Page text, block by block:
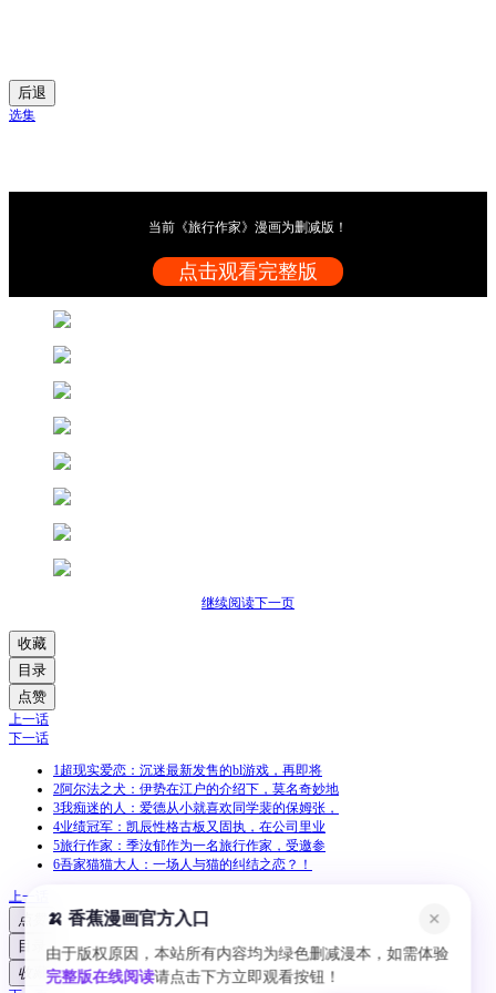
后退
选集
当前《旅行作家》漫画为删减版！
点击观看完整版
继续阅读下一页
收藏
目录
点赞
上一话
下一话
1超现实爱恋：沉迷最新发售的bl游戏，再即将
2阿尔法之犬：伊势在江户的介绍下，莫名奇妙地
3我痴迷的人：爱德从小就喜欢同学裴的保姆张，
4业绩冠军：凯辰性格古板又固执，在公司里业
5旅行作家：季汝郁作为一名旅行作家，受邀参
6吾家猫猫大人：一场人与猫的纠结之恋？！
上一话
点赞
目录
收藏
🍌 香蕉漫画官方入口 ✕
由于版权原因，本站所有内容均为绿色删减漫本，如需体验
完整版在线阅读请点击下方立即观看按钮！